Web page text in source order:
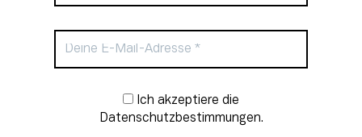
Newsletter-Anmeldung
Datenschutzbestimmungen.